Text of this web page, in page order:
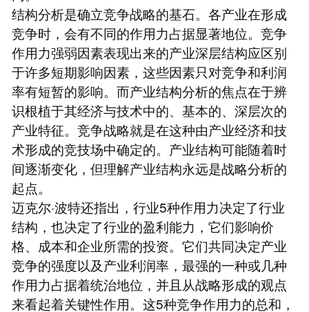
结构分析是确立竞争战略的基石。各产业在形成
竞争时，会有不同的作用力占据显著地位。竞争
作用力强弱因素表现出来的产业深层结构应区别
于许多短期影响因素，这些因素只对竞争和利润
率有短暂的影响。而产业结构分析的焦点在于辨
识根植于其经济与技术中的、基本的、深层次的
产业特征。竞争战略就是在这种由产业经济和技
术形成的竞技场中确定的。产业结构可能随着时
间逐渐变化，但理解产业结构永远是战略分析的
起点。
迈克尔·波特还指出，行业5种作用力决定了行业
结构，也决定了行业的盈利能力，它们影响价
格、成本和企业所需的投资。它们共同决定产业
竞争的强度以及产业利润率，最强的一种或几种
作用力占据着统治地位，并且从战略形成的观点
来看起着关键性作用。这5种竞争作用力的总和，